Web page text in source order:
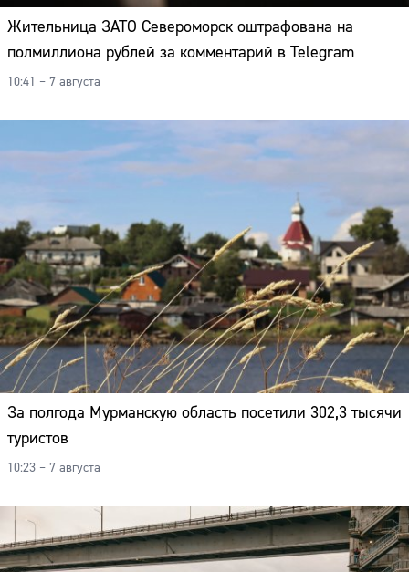
Жительница ЗАТО Североморск оштрафована на
полмиллиона рублей за комментарий в Telegram
10:41 – 7 августа
За полгода Мурманскую область посетили 302,3 тысячи
туристов
10:23 – 7 августа
Сайт: